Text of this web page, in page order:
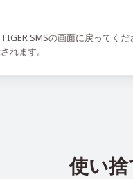
SMSの画面に戻ってくだ
れます。
使い